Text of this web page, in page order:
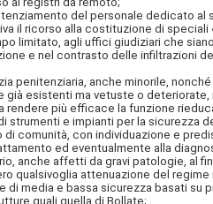
del personale dedicato al
il ricorso alla costituzione di speciali
limitato, agli uffici giudiziari che
e nel contrasto delle infiltrazioni
penitenziaria, anche minorile,
già esistenti ma vetuste o
rendere più efficace la funzione
strumenti e impianti per la sicurezza
comunità, con individuazione e
ed eventualmente alla
anche affetti da gravi patologie, al
qualsivoglia attenuazione del
di media e bassa sicurezza basati
quali quella di Bollate;